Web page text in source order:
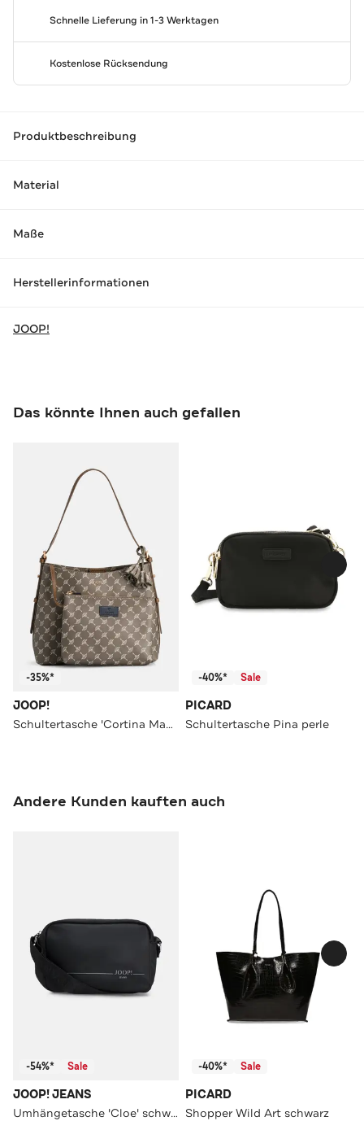
Schnelle Lieferung in 1-3 Werktagen
Kostenlose Rücksendung
Produktbeschreibung
Material
Maße
Herstellerinformationen
JOOP!
Das könnte Ihnen auch gefallen
-35%*
JOOP!
Schultertasche 'Cortina Maddy' gemustert
-40%* Sale
PICARD
Schultertasche Pina perle
Andere Kunden kauften auch
-54%* Sale
JOOP! JEANS
Umhängetasche 'Cloe' schwarz
-40%* Sale
PICARD
Shopper Wild Art schwarz